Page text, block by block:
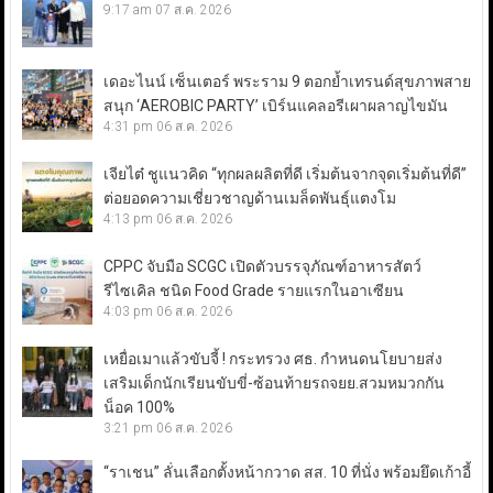
9:17 am 07 ส.ค. 2026
เดอะไนน์ เซ็นเตอร์ พระราม 9 ตอกย้ำเทรนด์สุขภาพสาย
สนุก ‘AEROBIC PARTY’ เบิร์นแคลอรีเผาผลาญไขมัน
4:31 pm 06 ส.ค. 2026
เจียไต๋ ชูแนวคิด “ทุกผลผลิตที่ดี เริ่มต้นจากจุดเริ่มต้นที่ดี”
ต่อยอดความเชี่ยวชาญด้านเมล็ดพันธุ์แตงโม
4:13 pm 06 ส.ค. 2026
CPPC จับมือ SCGC เปิดตัวบรรจุภัณฑ์อาหารสัตว์
รีไซเคิล ชนิด Food Grade รายแรกในอาเซียน
4:03 pm 06 ส.ค. 2026
เหยื่อเมาแล้วขับจี้ ! กระทรวง ศธ. กำหนดนโยบายส่ง
เสริมเด็กนักเรียนขับขี่-ซ้อนท้ายรถจยย.สวมหมวกกัน
น็อค 100%
3:21 pm 06 ส.ค. 2026
“ราเชน” ลั่นเลือกตั้งหน้ากวาด สส. 10 ที่นั่ง พร้อมยึดเก้าอี้